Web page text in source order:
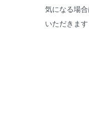
気になる場
いただきます